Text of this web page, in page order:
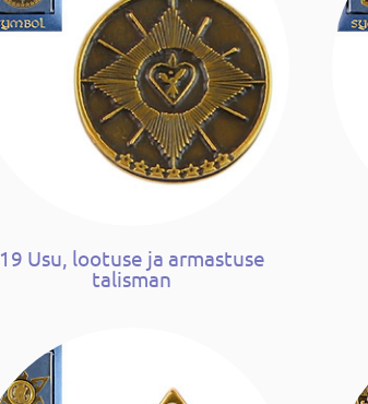
19 Usu, lootuse ja armastuse
talisman